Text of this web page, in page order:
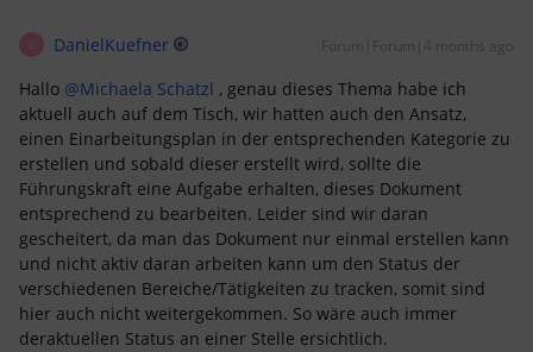
DanielKuefner Forum|Forum|4 months ago
Hallo ​ @Michaela Schatzl , genau dieses Thema habe ich
aktuell auch auf dem Tisch, wir hatten auch den Ansatz,
einen Einarbeitungsplan in der entsprechenden Kategorie zu
erstellen und sobald dieser erstellt wird, sollte die
Führungskraft eine Aufgabe erhalten, dieses Dokument
entsprechend zu bearbeiten. Leider sind wir daran
gescheitert, da man das Dokument nur einmal erstellen kann
und nicht aktiv daran arbeiten kann um den Status der
verschiedenen Bereiche/Tätigkeiten zu tracken, somit sind
hier auch nicht weitergekommen. So wäre auch immer
deraktuellen Status an einer Stelle ersichtlich.